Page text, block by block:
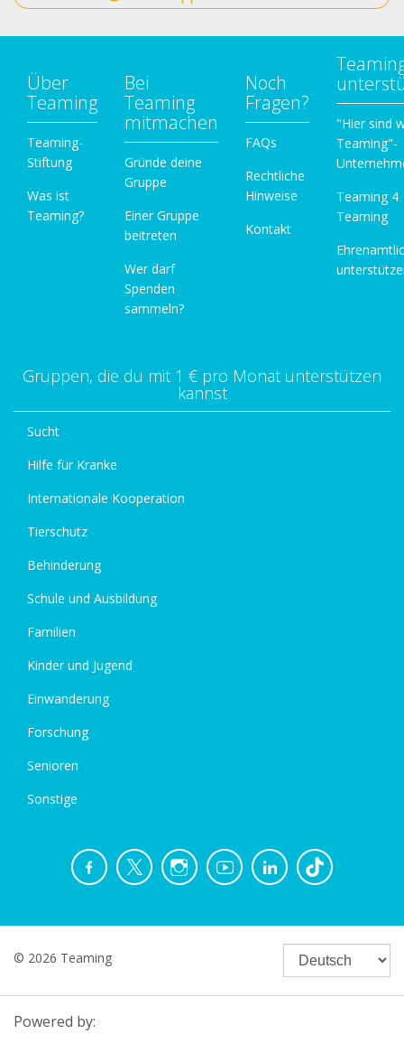
Über
Teaming
Teaming-
Stiftung
Was ist
Teaming?
Bei
Teaming
mitmachen
Gründe deine
Gruppe
Einer Gruppe
beitreten
Wer darf
Spenden
sammeln?
Noch
Fragen?
FAQs
Rechtliche
Hinweise
Kontakt
"Hier sind
Teaming"-
Teaming 4
Teaming
Gruppen, die du mit 1 € pro Monat unterstützen
kannst
Sucht
Hilfe für Kranke
Internationale Kooperation
Tierschutz
Behinderung
Schule und Ausbildung
Familien
Kinder und Jugend
Einwanderung
Forschung
Senioren
Sonstige
© 2026 Teaming
Powered by: